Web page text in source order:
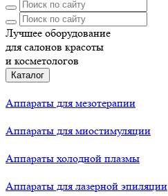
Лучшее оборудование
для салонов красоты
и косметологов
Каталог
Аппараты для мезотерапии
Аппараты для миостимуляции
Аппараты холодной плазмы
Аппараты для лазерной эпиляции